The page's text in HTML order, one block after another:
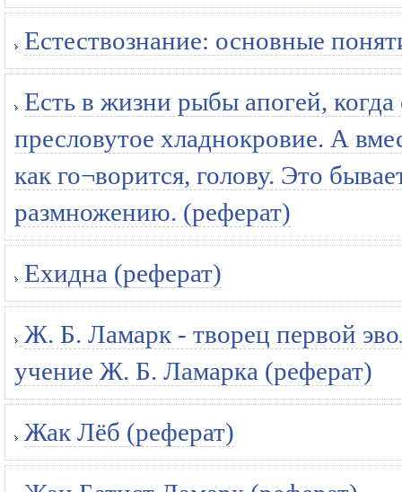
Естествознание: основные
Есть в жизни рыбы апогей, когда
пресловутое хладнокровие. А
как го¬ворится, голову. Это
размножению. (реферат)
Ехидна (реферат)
Ж. Б. Ламарк - творец первой
учение Ж. Б. Ламарка (реферат)
Жак Лёб (реферат)